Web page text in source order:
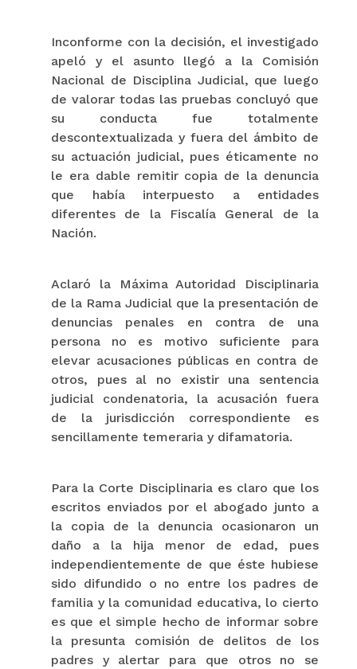
Inconforme con la decisión, el investigado
apeló y el asunto llegó a la Comisión
Nacional de Disciplina Judicial, que luego
de valorar todas las pruebas concluyó que
su conducta fue totalmente
descontextualizada y fuera del ámbito de
su actuación judicial, pues éticamente no
le era dable remitir copia de la denuncia
que había interpuesto a entidades
diferentes de la Fiscalía General de la
Nación.
Aclaró la Máxima Autoridad Disciplinaria
de la Rama Judicial que la presentación de
denuncias penales en contra de una
persona no es motivo suficiente para
elevar acusaciones públicas en contra de
otros, pues al no existir una sentencia
judicial condenatoria, la acusación fuera
de la jurisdicción correspondiente es
sencillamente temeraria y difamatoria.
Para la Corte Disciplinaria es claro que los
escritos enviados por el abogado junto a
la copia de la denuncia ocasionaron un
daño a la hija menor de edad, pues
independientemente de que éste hubiese
sido difundido o no entre los padres de
familia y la comunidad educativa, lo cierto
es que el simple hecho de informar sobre
la presunta comisión de delitos de los
padres y alertar para que otros no se